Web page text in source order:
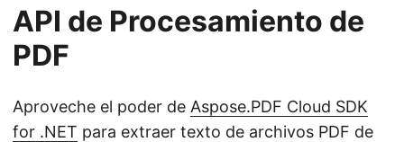
API de Procesamiento de
PDF
Aproveche el poder de Aspose.PDF Cloud SDK
for .NET para extraer texto de archivos PDF de